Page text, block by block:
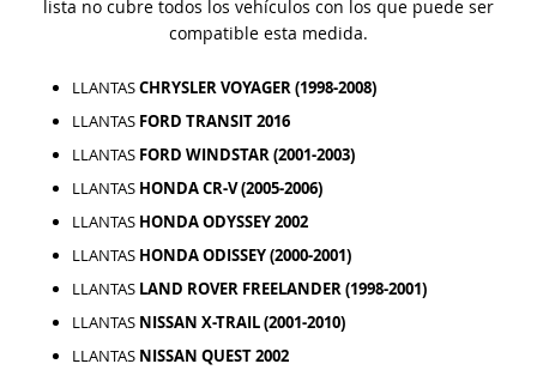
lista no cubre todos los vehículos con los que puede ser
compatible esta medida.
LLANTASCHRYSLER VOYAGER (1998-2008)
LLANTAS FORD TRANSIT 2016
LLANTAS FORD WINDSTAR (2001-2003)
LLANTAS HONDA CR-V (2005-2006)
LLANTAS HONDA ODYSSEY 2002
LLANTAS HONDA ODISSEY (2000-2001)
LLANTAS LAND ROVER FREELANDER (1998-2001)
LLANTAS NISSAN X-TRAIL (2001-2010)
LLANTAS NISSAN QUEST 2002